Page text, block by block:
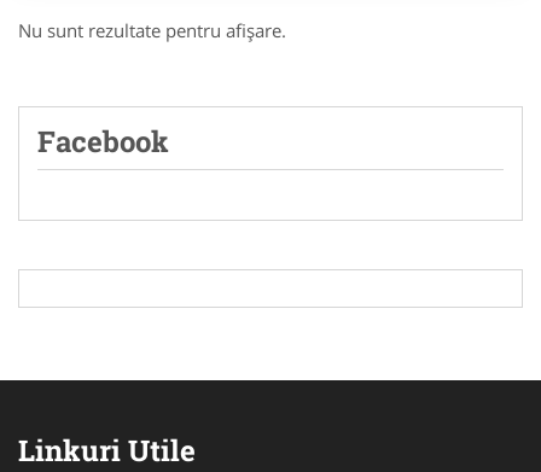
Nu sunt rezultate pentru afişare.
Facebook
Linkuri Utile